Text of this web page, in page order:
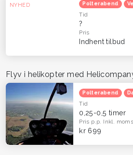
NYHED Polterabend
Tid
?
Pris
Indhent tilbud
Flyv i helikopter med
Polterabend
Tid
0,25-0,5 timer
Pris p.p. Inkl. moms
kr 699